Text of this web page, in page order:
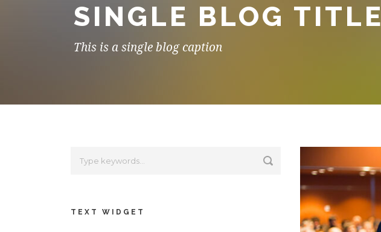
SINGLE BLOG TITLE
This is a single blog caption
TEXT WIDGET